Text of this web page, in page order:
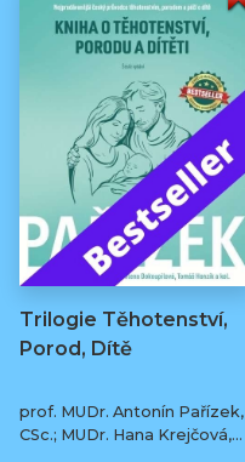
Trilogie Těhotenství,
Porod, Dítě
prof. MUDr. Antonín Pařízek,
CSc.; MUDr. Hana Krejčová,